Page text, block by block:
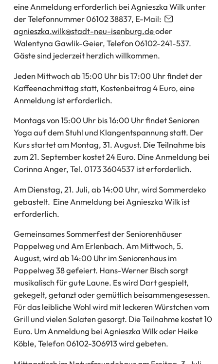
eine Anmeldung erforderlich bei Agnieszka Wilk unter
der Telefonnummer 06102 38837, E-Mail:
agnieszka.wilk stadt-neu-isenburg deoder
Walentyna Gawlik-Geier, Telefon 06102-241-537.
Gäste sind jederzeit herzlich willkommen.
Jeden Mittwoch ab 15:00 Uhr bis 17:00 Uhr findet der
Kaffeenachmittag statt, Kostenbeitrag 4 Euro, eine
Anmeldung ist erforderlich.
Montags von 15:00 Uhr bis 16:00 Uhr findet Senioren
Yoga auf dem Stuhl und Klangentspannung statt. Der
Kurs startet am Montag, 31. August. Die Teilnahme bis
zum 21. September kostet 24 Euro. Dine Anmeldung bei
Corinna Anger, Tel. 0173 3604537 ist erforderlich.
Am Dienstag, 21. Juli, ab 14:00 Uhr, wird Sommerdeko
gebastelt. Eine Anmeldung bei Agnieszka Wilk ist
erforderlich.
Gemeinsames Sommerfest der Seniorenhäuser
Pappelweg und Am Erlenbach. Am Mittwoch, 5.
August, wird ab 14:00 Uhr im Seniorenhaus im
Pappelweg 38 gefeiert. Hans-Werner Bisch sorgt
musikalisch für gute Laune. Es wird Dart gespielt,
gekegelt, getanzt oder gemütlich beisammengesessen.
Für das leibliche Wohl wird mit leckeren Würstchen vom
Grill und vielen Salaten gesorgt. Die Teilnahme kostet 10
Euro. Um Anmeldung bei Agnieszka Wilk oder Heike
Köble, Telefon 06102-306913 wird gebeten.